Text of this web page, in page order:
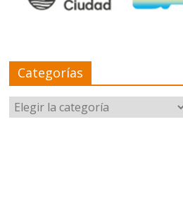
Categorías
Categorías